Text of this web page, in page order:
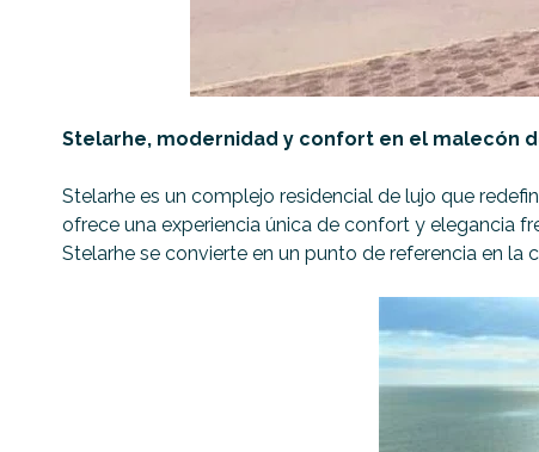
Stelarhe, modernidad y confort en el malecón
Stelarhe es un complejo residencial de lujo que
ofrece una experiencia única de confort y elegancia
Stelarhe se convierte en un punto de referencia en la